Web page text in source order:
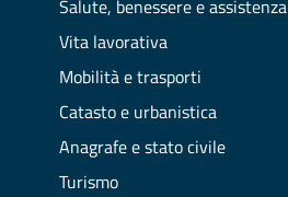
Salute, benessere e assistenza
Vita lavorativa
Mobilità e trasporti
Catasto e urbanistica
Anagrafe e stato civile
Turismo